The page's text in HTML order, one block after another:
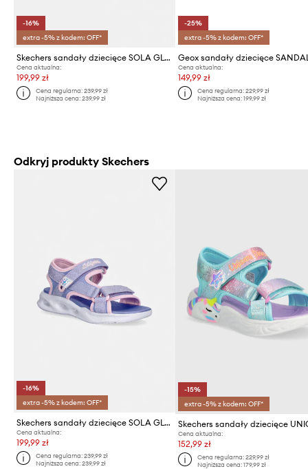
-16%
extra -5% z kodem: OFF*
Skechers sandały dziecięce SOLA GLOW SANDAL
Cena aktualna:
199,99 zł
Cena regularna:239,99 zł
Najniższa cena:239,99 zł
-25%
extra -5% z kodem: OFF*
Cena aktualna:
149,99 zł
Cena regularna: 229,99 zł
Najniższa cena: 199,99 zł
Odkryj produkty Skechers
-16%
extra -5% z kodem: OFF*
Skechers sandały dziecięce SOLA GLOW SANDAL
Cena aktualna:
199,99 zł
Cena regularna:239,99 zł
Najniższa cena:239,99 zł
-15%
extra -5% z kodem: OFF*
Cena aktualna:
152,99 zł
Cena regularna: 229,99 zł
Najniższa cena: 179,99 zł